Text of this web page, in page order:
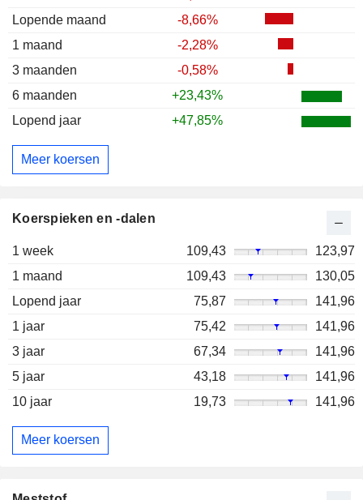
Lopende maand
-8,66%
1 maand
-2,28%
3 maanden
-0,58%
6 maanden
+23,43%
Lopend jaar
+47,85%
Meer koersen
Koerspieken en -dalen
1 week 109,43
123,97
1 maand
109,43
130,05
Lopend jaar
75,87
141,96
1 jaar
75,42
141,96
3 jaar
67,34
141,96
5 jaar
43,18
141,96
10 jaar
19,73 141,96
Meer koersen